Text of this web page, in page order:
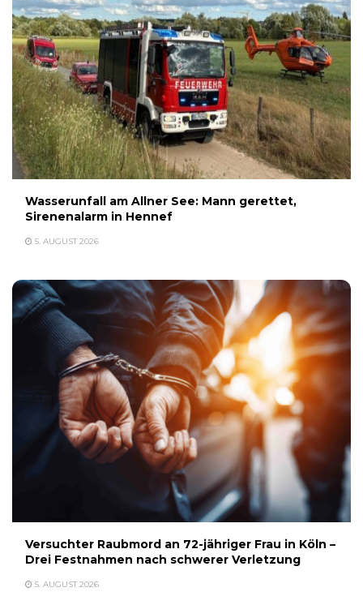
Wasserunfall am Allner See: Mann gerettet,
Sirenenalarm in Hennef
5. AUGUST 2026
Versuchter Raubmord an 72-jähriger Frau in Köln –
Drei Festnahmen nach schwerer Verletzung
5. AUGUST 2026